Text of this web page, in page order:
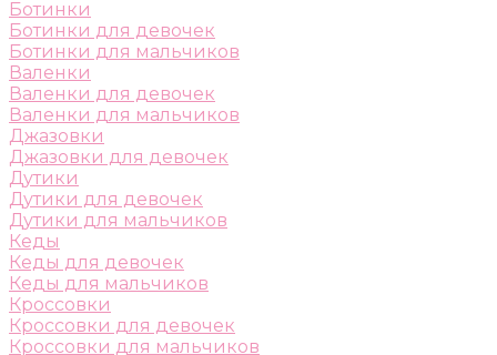
Ботинки
Ботинки для девочек
Ботинки для мальчиков
Валенки
Валенки для девочек
Валенки для мальчиков
Джазовки
Джазовки для девочек
Дутики
Дутики для девочек
Дутики для мальчиков
Кеды
Кеды для девочек
Кеды для мальчиков
Кроссовки
Кроссовки для девочек
Кроссовки для мальчиков